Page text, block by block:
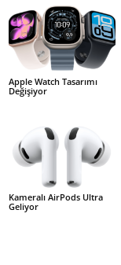
Apple Watch Tasarımı
Değişiyor
Kameralı AirPods Ultra
Geliyor